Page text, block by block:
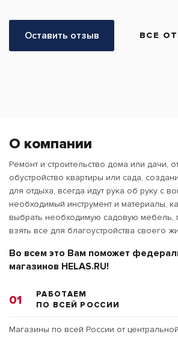
Оставить отзыв ВСЕ
01
РАБОТАЕМ
ПО ВСЕЙ РОССИИ
Магазины по всей России от
О компании
Ремонт и строительство дома или дачи,
обустройство квартиры или сада,
для отдыха, всегда идут рука об руку с
необходимый инструмент и материалы,
выбрать необходимую садовую мебель,
взять все для благоустройства своего
Во всем это Вам поможет
магазинов HELAS.RU!